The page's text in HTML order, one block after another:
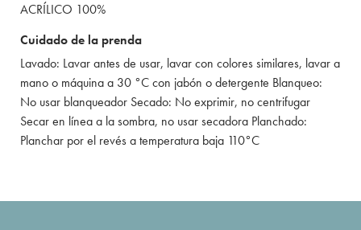
ACRÍLICO 100%
Cuidado de la prenda
Lavado: Lavar antes de usar, lavar con colores similares, lavar a
mano o máquina a 30 °C con jabón o detergente Blanqueo:
No usar blanqueador Secado: No exprimir, no centrifugar
Secar en línea a la sombra, no usar secadora Planchado:
Planchar por el revés a temperatura baja 110°C